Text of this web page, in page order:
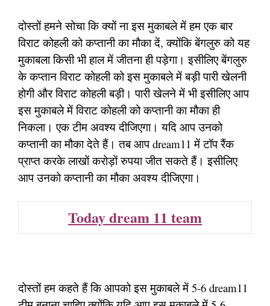
दोस्तों हमने सोचा कि क्यों ना इस मुकाबले में हम एक बार
विराट कोहली को कप्तानी का मौका दें, क्योंकि बेंगलुरु को यह
मुकाबला किसी भी हाल में जीतना ही पड़ेगा। इसीलिए बेंगलुरु
के कप्तान विराट कोहली को इस मुकाबले में बड़ी पारी खेलनी
होगी और विराट कोहली बड़ी। पारी खेलने में भी इसीलिए आप
इस मुकाबले में विराट कोहली को कप्तानी का मौका ही
निकला। एक टीम अवश्य दीजिएगा। यदि आप उनको
कप्तानी का मौका देते हैं। तब आप dream11 में टॉप रैंक
प्राप्त करके लाखों करोड़ों रुपया जीत सकते हैं। इसीलिए
आप उनको कप्तानी का मौका अवश्य दीजिएगा।
Today dream 11 team
दोस्तों हम कहते हैं कि आपको इस मुकाबले में 5-6 dream11